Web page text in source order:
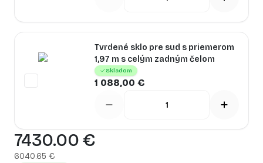
Tvrdené sklo pre sud s priemerom
1,97 m s celým zadným čelom
Skladom
1 088,00 €
7430.00 €
6040.65 €